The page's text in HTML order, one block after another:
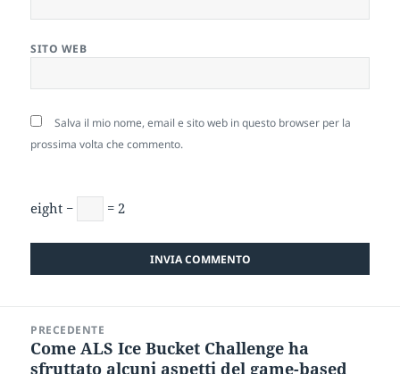
SITO WEB
Salva il mio nome, email e sito web in questo browser per la
prossima volta che commento.
eight − = 2
articoliPRECEDENTE
Articolo
precedente:
Come ALS Ice Bucket Challenge ha
sfruttato alcuni aspetti del game-based